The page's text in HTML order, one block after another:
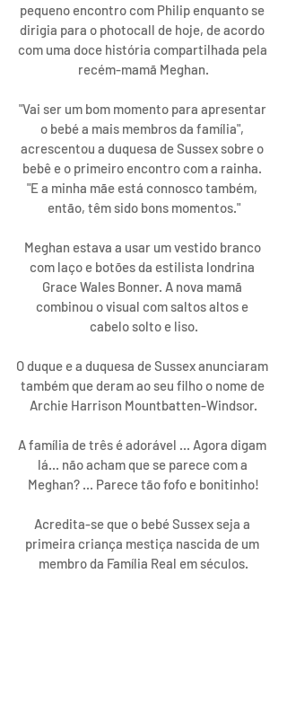
pequeno encontro com Philip enquanto se
dirigia para o photocall de hoje, de acordo
com uma doce história compartilhada pela
recém-mamã Meghan.
"Vai ser um bom momento para apresentar
o bebé a mais membros da família",
acrescentou a duquesa de Sussex sobre o
bebê e o primeiro encontro com a rainha.
"E a minha mãe está connosco também,
então, têm sido bons momentos."
Meghan estava a usar um vestido branco
com laço e botões da estilista londrina
Grace Wales Bonner. A nova mamã
combinou o visual com saltos altos e
cabelo solto e liso.
O duque e a duquesa de Sussex anunciaram
também que deram ao seu filho o nome de
Archie Harrison Mountbatten-Windsor.
A família de três é adorável ... Agora digam
lá... não acham que se parece com a
Meghan? ... Parece tão fofo e bonitinho!
Acredita-se que o bebé Sussex seja a
primeira criança mestiça nascida de um
membro da Família Real em séculos.